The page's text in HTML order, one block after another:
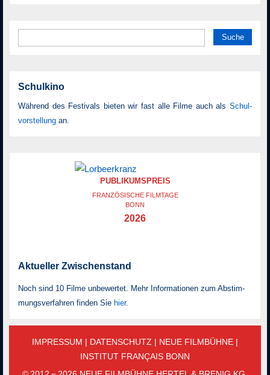
nach:
Schulkino
Während des Festivals bieten wir fast alle Filme auch als Schul­
vor­stellung an.
PUBLIKUMSPREIS
FRANZÖSISCHE FILMTAGE
BONN
2026
Aktueller Zwischenstand
Noch sind 10 Filme unbewertet. Mehr Informationen zum Ab­stim­
mungs­ver­fah­ren finden Sie hier.
IMPRESSUM | DATENSCHUTZ | NEUE FILMBÜHNE |
INSTITUT FRANÇAIS BONN